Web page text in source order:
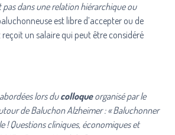
pas dans une relation hiérarchique ou
est libre d’accepter ou de
un salaire qui peut être considéré
lors ducolloqueorganisé par le
de Baluchon Alzheimer : « Baluchonner
! Questions cliniques, économiques et